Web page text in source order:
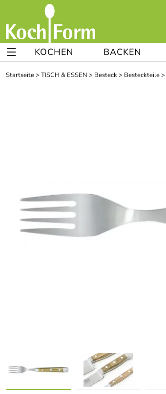
KOCHEN BACKEN
Startseite> TISCH & ESSEN > Besteck > Besteckteile>